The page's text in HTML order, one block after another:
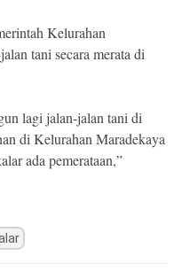
Kelurahan
tani secara merata di
lagi jalan-jalan tani di
di Kelurahan Maradekaya
ada pemerataan,”